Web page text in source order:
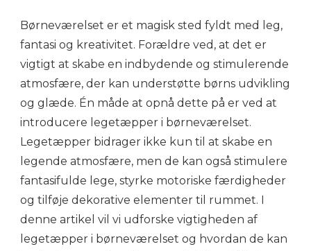
Børneværelset er et magisk sted fyldt med leg,
fantasi og kreativitet. Forældre ved, at det er
vigtigt at skabe en indbydende og stimulerende
atmosfære, der kan understøtte børns udvikling
og glæde. Én måde at opnå dette på er ved at
introducere legetæpper i børneværelset.
Legetæpper bidrager ikke kun til at skabe en
legende atmosfære, men de kan også stimulere
fantasifulde lege, styrke motoriske færdigheder
og tilføje dekorative elementer til rummet. I
denne artikel vil vi udforske vigtigheden af
legetæpper i børneværelset og hvordan de kan